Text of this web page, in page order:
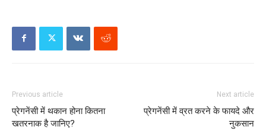
Previous article
प्रेगनेंसी में थकान होना कितना
खतरनाक है जानिए?
Next article
प्रेगनेंसी में व्रत करने के फायदे और
नुकसान